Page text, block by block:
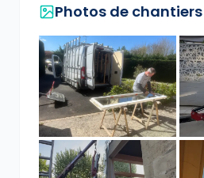
Photos de chantiers